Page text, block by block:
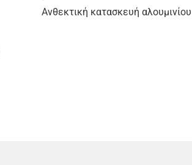
Ανθεκτική κατασκευή αλουμινίου